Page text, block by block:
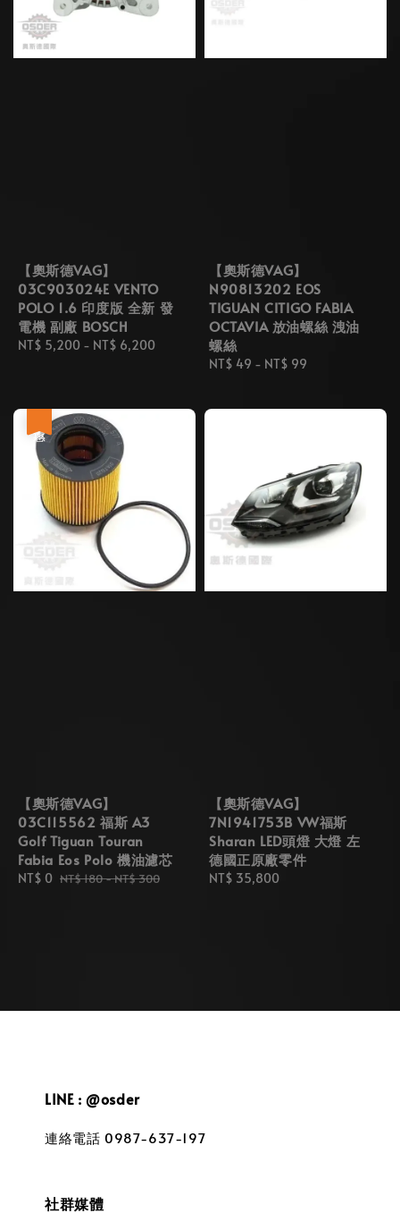
【奧斯德VAG】
03C903024E VENTO
POLO 1.6 印度版 全新 發
電機 副廠 BOSCH
Regular
NT$ 5,200 - NT$ 6,200
【奧斯德VAG】
N90813202 EOS
TIGUAN CITIGO FABIA
OCTAVIA 放油螺絲 洩油
螺絲
Regular
NT$ 49 - NT$ 99
【奧斯德VAG】
03C115562 福斯 A3
Golf Tiguan Touran
Fabia Eos Polo 機油濾芯
Sale
NT$ 0 Regular
NT$ 180-NT$ 300
【奧斯德VAG】
7N1941753B VW福斯
Sharan LED頭燈 大燈 左
德國正原廠零件
Regular
NT$ 35,800
LINE : @osder
連絡電話 0987-637-197
社群媒體